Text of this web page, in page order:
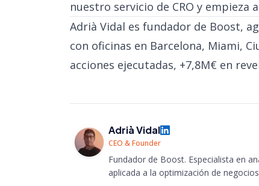
nuestro servicio de CRO y empieza
Adrià Vidal es fundador de Boost,
con oficinas en Barcelona, Miami,
acciones ejecutadas, +7,8M€ en
Adrià Vidal
CEO & Founder
Fundador de Boost. Especialista en
aplicada a la optimización de